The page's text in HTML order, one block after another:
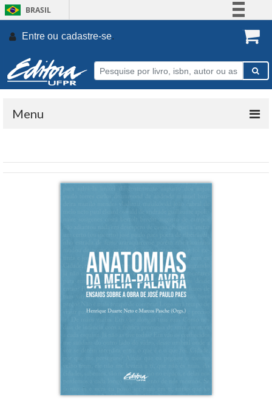
BRASIL
Participe
Entre ou cadastre-se.
Menu